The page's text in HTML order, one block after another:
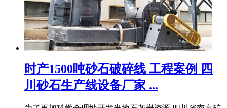
时产1500吨砂石破碎线 工程案例 四
川砂石生产线设备厂家 ...